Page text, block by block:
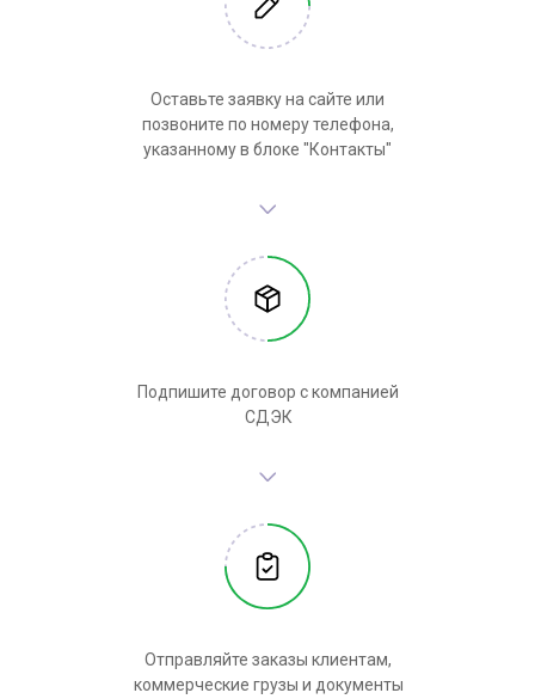
Оставьте заявку на сайте или
позвоните по номеру телефона,
указанному в блоке "Контакты"
Подпишите договор с компанией
СДЭК
Отправляйте заказы клиентам,
коммерческие грузы и документы